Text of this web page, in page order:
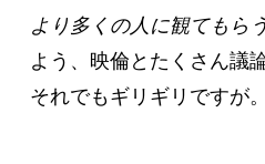
より多くの人に観てもら
よう、映倫とたくさん議
それでもギリギリですが。